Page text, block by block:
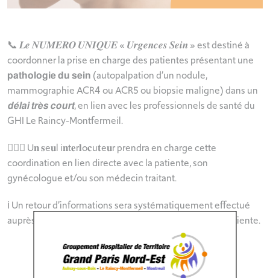
📞 𝑳𝒆 𝑵𝑼𝑴𝑬𝑹𝑶 𝑼𝑵𝑰𝑸𝑼𝑬 « 𝑼𝒓𝒈𝒆𝒏𝒄𝒆𝒔 𝑺𝒆𝒊𝒏 » est destiné à
coordonner la prise en charge des patientes présentant une
𝗽𝗮𝘁𝗵𝗼𝗹𝗼𝗴𝗶𝗲 𝗱𝘂 𝘀𝗲𝗶𝗻 (autopalpation d’un nodule,
mammographie ACR4 ou ACR5 ou biopsie maligne) dans un
𝙙𝙚́𝙡𝙖𝙞 𝙩𝙧𝙚̀𝙨 𝙘𝙤𝙪𝙧𝙩, en lien avec les professionnels de santé du
GHI Le Raincy-Montfermeil.
👩🏻‍⚕️ U𝐧 𝐬e𝐮l i𝐧t𝐞r𝐥o𝐜u𝐭e𝐮r prendra en charge cette
coordination en lien directe avec la patiente, son
gynécologue et/ou son médecin traitant.
ℹ️ Un retour d’informations sera systématiquement effectué
auprès des différents professionnels désignés par la patiente.
Tel : 07 87 07 91 32